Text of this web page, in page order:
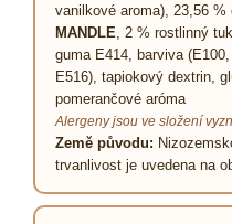
vanilkové aroma), 23,56 %
MANDLE, 2 % rostlinný
guma E414, barviva
E516), tapiokový dextrin,
pomerančové aróma
Alergeny jsou ve složení
Země původu:
trvanlivost je uvedena na